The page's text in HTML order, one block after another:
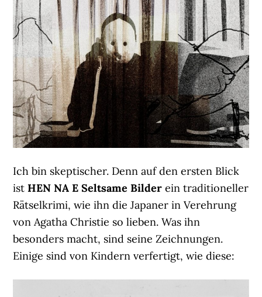
Ich bin skeptischer. Denn auf den ersten Blick
istHEN NA E Seltsame Bilderein traditioneller
Rätselkrimi, wie ihn die Japaner in Verehrung
von Agatha Christie so lieben. Was ihn
besonders macht, sind seine Zeichnungen.
Einige sind von Kindern verfertigt, wie diese: